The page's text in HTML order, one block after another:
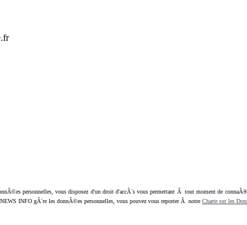
personnelles, vous disposez d'un droit d'accÃ¨s vous permettant Ã tout moment de
INFO gÃ¨re les donnÃ©es personnelles, vous pouvez vous reporter Ã notre Charte sur les